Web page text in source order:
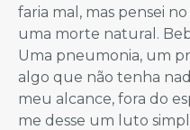
faria mal, mas pensei
uma morte natural.
Uma pneumonia, um
algo que não tenha
meu alcance, fora do
me desse um luto